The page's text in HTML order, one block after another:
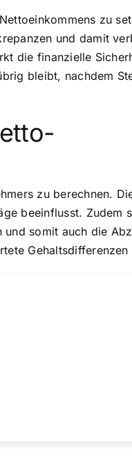
zu
und damit
die finanzielle
bleibt, nachdem
zu berechnen.
beeinflusst. Zudem
und somit auch die
Gehaltsdifferenzen